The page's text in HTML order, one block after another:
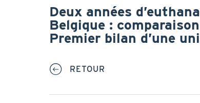
Deux années
Belgique :
Premier bilan d’une
RETOUR